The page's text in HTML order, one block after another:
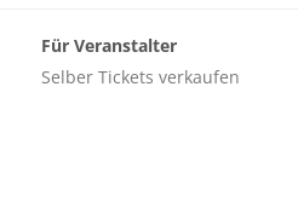
Für Veranstalter
Selber Tickets verkaufen